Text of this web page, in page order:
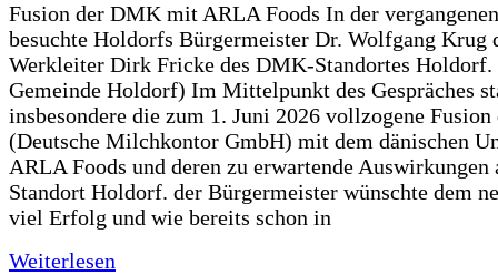
Fusion der DMK mit ARLA Foods In der
besuchte Holdorfs Bürgermeister Dr. Wolfgang Krug
Werkleiter Dirk Fricke des DMK-Standortes Holdorf.
Gemeinde Holdorf) Im Mittelpunkt des Gespräches
insbesondere die zum 1. Juni 2026 vollzogene
(Deutsche Milchkontor GmbH) mit dem dänischen
ARLA Foods und deren zu erwartende Auswirkungen
Standort Holdorf. der Bürgermeister wünschte dem
viel Erfolg und wie bereits schon in
Weiterlesen